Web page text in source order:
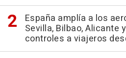
España amplía a los
Sevilla, Bilbao, Alicante
controles a viajeros